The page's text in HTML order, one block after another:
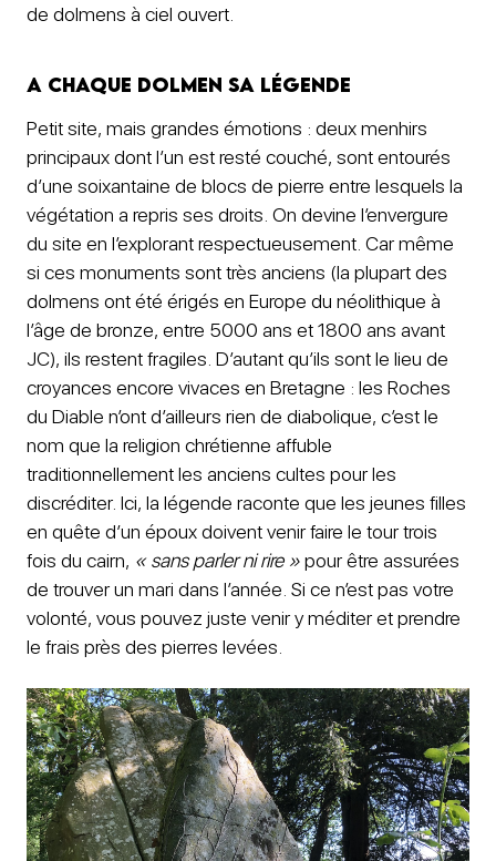
de dolmens à ciel ouvert.
A chaque dolmen sa légende
Petit site, mais grandes émotions : deux menhirs
principaux dont l’un est resté couché, sont entourés
d’une soixantaine de blocs de pierre entre lesquels la
végétation a repris ses droits. On devine l’envergure
du site en l’explorant respectueusement. Car même
si ces monuments sont très anciens (la plupart des
dolmens ont été érigés en Europe du néolithique à
l’âge de bronze, entre 5000 ans et 1800 ans avant
JC), ils restent fragiles. D’autant qu’ils sont le lieu de
croyances encore vivaces en Bretagne : les Roches
du Diable n’ont d’ailleurs rien de diabolique, c’est le
nom que la religion chrétienne affuble
traditionnellement les anciens cultes pour les
discréditer. Ici, la légende raconte que les jeunes filles
en quête d’un époux doivent venir faire le tour trois
fois du cairn, « sans parler ni rire »pour être assurées
de trouver un mari dans l’année. Si ce n’est pas votre
volonté, vous pouvez juste venir y méditer et prendre
le frais près des pierres levées.